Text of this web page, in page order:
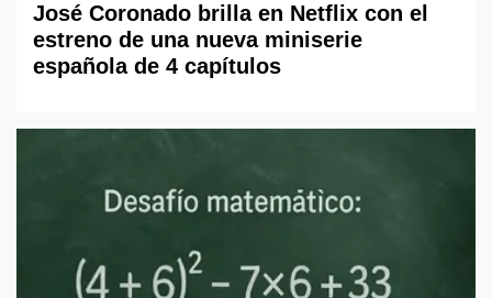
José Coronado brilla en Netflix con el
estreno de una nueva miniserie
española de 4 capítulos